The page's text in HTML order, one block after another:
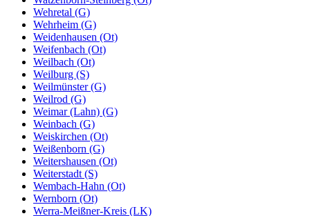
Wehretal (G)
Wehrheim (G)
Weidenhausen (Ot)
Weifenbach (Ot)
Weilbach (Ot)
Weilburg (S)
Weilmünster (G)
Weilrod (G)
Weimar (Lahn) (G)
Weinbach (G)
Weiskirchen (Ot)
Weißenborn (G)
Weitershausen (Ot)
Weiterstadt (S)
Wembach-Hahn (Ot)
Wernborn (Ot)
Werra-Meißner-Kreis (LK)